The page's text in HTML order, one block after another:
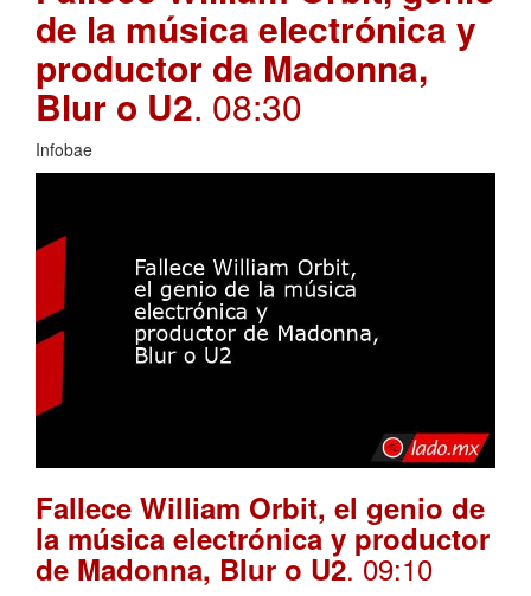
de la música electrónica y
productor de Madonna,
Blur o U2. 08:30
Infobae
Fallece William Orbit, el genio de
la música electrónica y productor
de Madonna, Blur o U2. 09:10